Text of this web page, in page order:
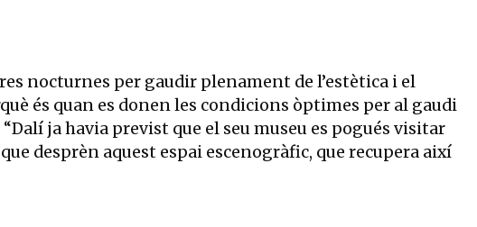
nocturnes per gaudir plenament de l’estètica i el
és quan es donen les condicions òptimes per al gaudi
ja havia previst que el seu museu es pogués visitar
desprèn aquest espai escenogràfic, que recupera així